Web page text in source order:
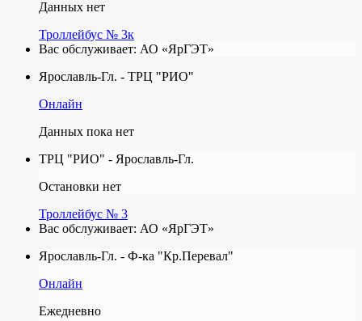
Данных нет
Троллейбус № 3к
Вас обслуживает: АО «ЯрГЭТ»
Ярославль-Гл. - ТРЦ "РИО"
Онлайн
Данных пока нет
ТРЦ "РИО" - Ярославль-Гл.
Остановки нет
Троллейбус № 3
Вас обслуживает: АО «ЯрГЭТ»
Ярославль-Гл. - Ф-ка "Кр.Перевал"
Онлайн
Ежедневно